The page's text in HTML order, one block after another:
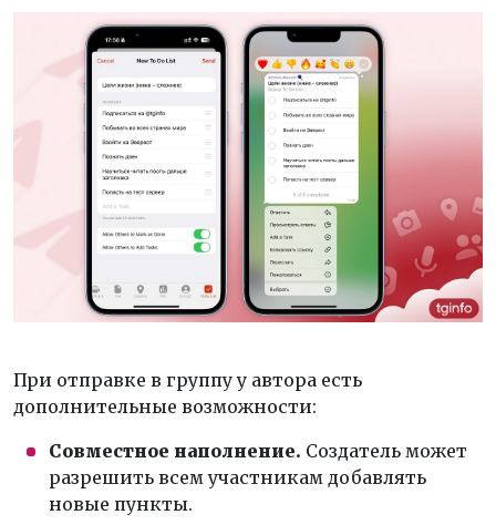
При отправке в группу у автора есть
дополнительные возможности:
Совместное наполнение. Создатель может
разрешить всем участникам добавлять
новые пункты.